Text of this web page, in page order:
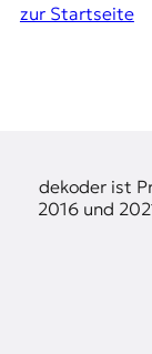
zur Startseite
dekoder ist
2016 und